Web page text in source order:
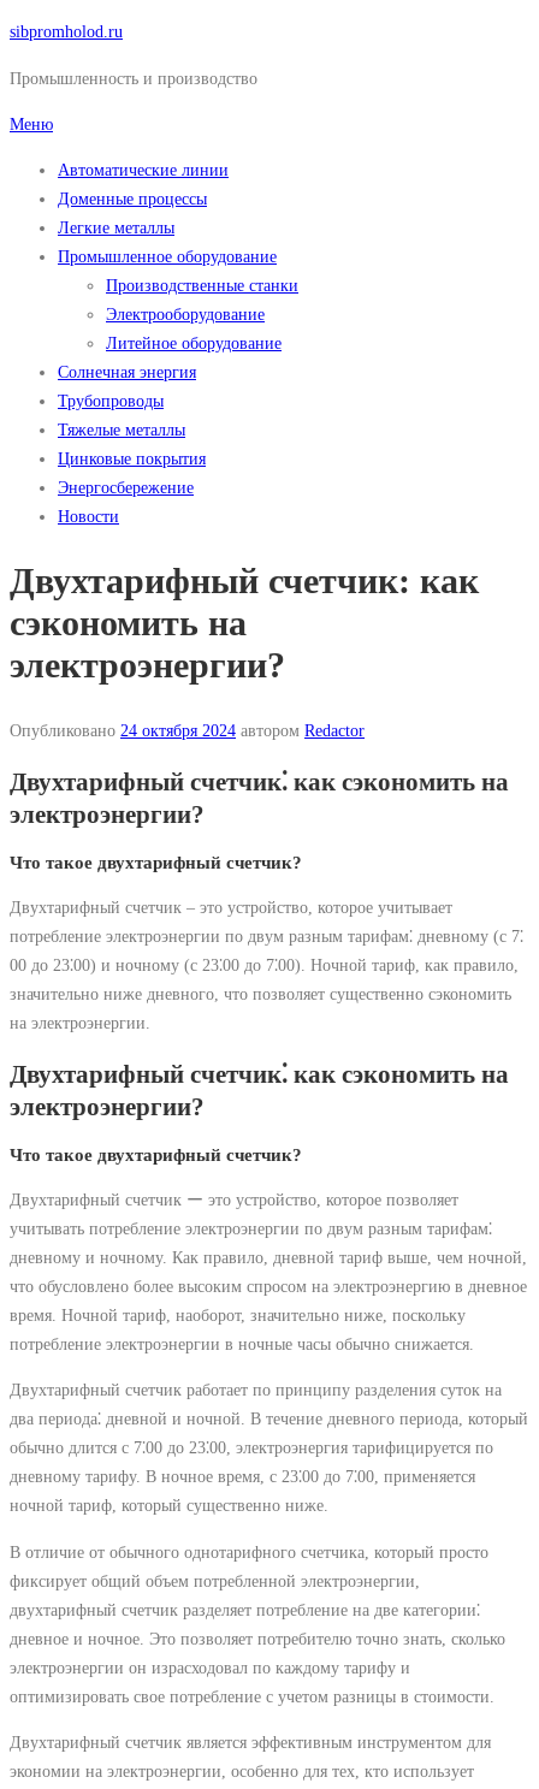
Перейти
содержимому
sibpromholod.ru
Промышленность и производство
Меню
Автоматические линии
Доменные процессы
Легкие металлы
Промышленное оборудование
Производственные станки
Электрооборудование
Литейное оборудование
Солнечная энергия
Трубопроводы
Тяжелые металлы
Цинковые покрытия
Энергосбережение
Новости
Двухтарифный счетчик: как
сэкономить на
электроэнергии?
Опубликовано 24 октября 2024 автором Redactor
Двухтарифный счетчик⁚ как сэкономить на
электроэнергии?
Что такое двухтарифный счетчик?
Двухтарифный счетчик – это устройство, которое учитывает
потребление электроэнергии по двум разным тарифам⁚ дневному (с 7⁚
00 до 23⁚00) и ночному (с 23⁚00 до 7⁚00). Ночной тариф, как правило,
значительно ниже дневного, что позволяет существенно сэкономить
на электроэнергии.
Двухтарифный счетчик⁚ как сэкономить на
электроэнергии?
Что такое двухтарифный счетчик?
Двухтарифный счетчик ー это устройство, которое позволяет
учитывать потребление электроэнергии по двум разным тарифам⁚
дневному и ночному. Как правило, дневной тариф выше, чем ночной,
что обусловлено более высоким спросом на электроэнергию в дневное
время. Ночной тариф, наоборот, значительно ниже, поскольку
потребление электроэнергии в ночные часы обычно снижается.
Двухтарифный счетчик работает по принципу разделения суток на
два периода⁚ дневной и ночной. В течение дневного периода, который
обычно длится с 7⁚00 до 23⁚00, электроэнергия тарифицируется по
дневному тарифу. В ночное время, с 23⁚00 до 7⁚00, применяется
ночной тариф, который существенно ниже.
В отличие от обычного однотарифного счетчика, который просто
фиксирует общий объем потребленной электроэнергии,
двухтарифный счетчик разделяет потребление на две категории⁚
дневное и ночное. Это позволяет потребителю точно знать, сколько
электроэнергии он израсходовал по каждому тарифу и
оптимизировать свое потребление с учетом разницы в стоимости.
Двухтарифный счетчик является эффективным инструментом для
экономии на электроэнергии, особенно для тех, кто использует